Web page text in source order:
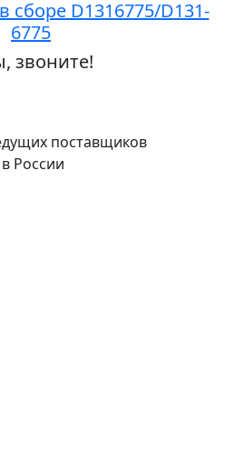
сборе D1316775/D131-
6775
звоните!
поставщиков
России